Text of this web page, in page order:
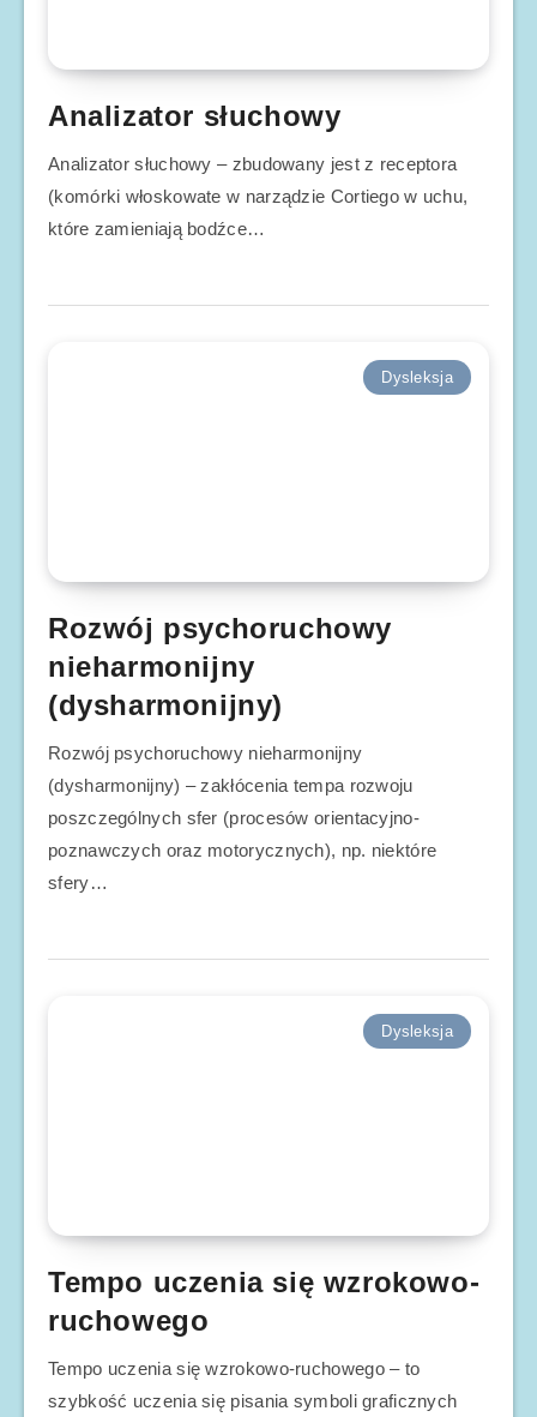
Analizator słuchowy
Analizator słuchowy – zbudowany jest z receptora
(komórki włoskowate w narządzie Cortiego w uchu,
które zamieniają bodźce…
Dysleksja
Rozwój psychoruchowy
nieharmonijny
(dysharmonijny)
Rozwój psychoruchowy nieharmonijny
(dysharmonijny) – zakłócenia tempa rozwoju
poszczególnych sfer (procesów orientacyjno-
poznawczych oraz motorycznych), np. niektóre
sfery…
Dysleksja
Tempo uczenia się wzrokowo-
ruchowego
Tempo uczenia się wzrokowo-ruchowego – to
szybkość uczenia się pisania symboli graficznych